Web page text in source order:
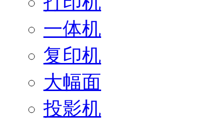
一体机
复印机
大幅面
投影机